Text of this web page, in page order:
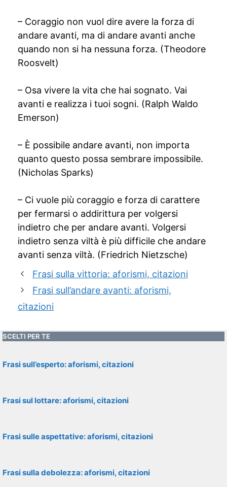
– Coraggio non vuol dire avere la forza di
andare avanti, ma di andare avanti anche
quando non si ha nessuna forza. (Theodore
Roosvelt)
– Osa vivere la vita che hai sognato. Vai
avanti e realizza i tuoi sogni. (Ralph Waldo
Emerson)
– È possibile andare avanti, non importa
quanto questo possa sembrare impossibile.
(Nicholas Sparks)
– Ci vuole più coraggio e forza di carattere
per fermarsi o addirittura per volgersi
indietro che per andare avanti. Volgersi
indietro senza viltà è più difficile che andare
avanti senza viltà. (Friedrich Nietzsche)
Frasi sulla vittoria: aforismi, citazioni
Frasi sull’andare avanti: aforismi,
citazioni
SCELTI PER TE
Frasi sull’esperto: aforismi, citazioni
Frasi sul lottare: aforismi, citazioni
Frasi sulle aspettative: aforismi, citazioni
Frasi sulla debolezza: aforismi, citazioni